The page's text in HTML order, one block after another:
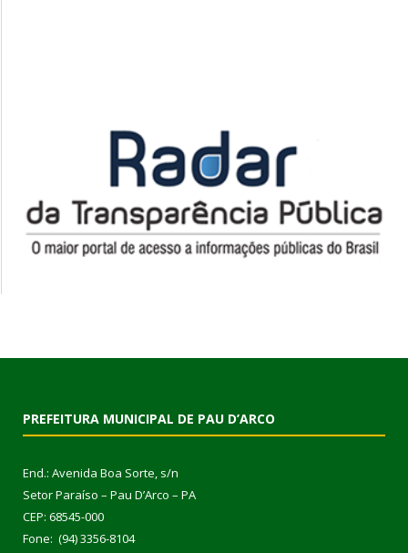
PREFEITURA MUNICIPAL DE PAU D’ARCO
End.: Avenida Boa Sorte, s/n
Setor Paraíso – Pau D’Arco – PA
CEP: 68545-000
Fone: (94) 3356-8104